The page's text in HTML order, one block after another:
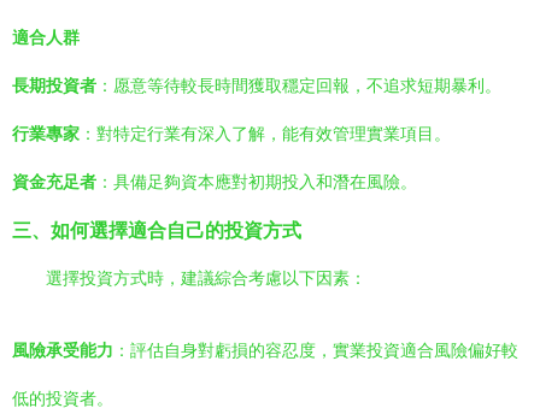
適合人群
長期投資者 ：愿意等待較長時間獲取穩定回報，不追求短期暴利。
行業專家 ：對特定行業有深入了解，能有效管理實業項目。
資金充足者 ：具備足夠資本應對初期投入和潛在風險。
三、如何選擇適合自己的投資方式
選擇投資方式時，建議綜合考慮以下因素：
風險承受能力 ：評估自身對虧損的容忍度，實業投資適合風險偏好較
低的投資者。